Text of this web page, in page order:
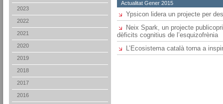
2023
2022
2021
2020
2019
2018
2017
2016
Actualitat Gener 2015
Ypsicon lidera un projecte per
Neix Spark, un projecte
dèficits cognitius de l’esquizofrènia
L’Ecosistema català torna a